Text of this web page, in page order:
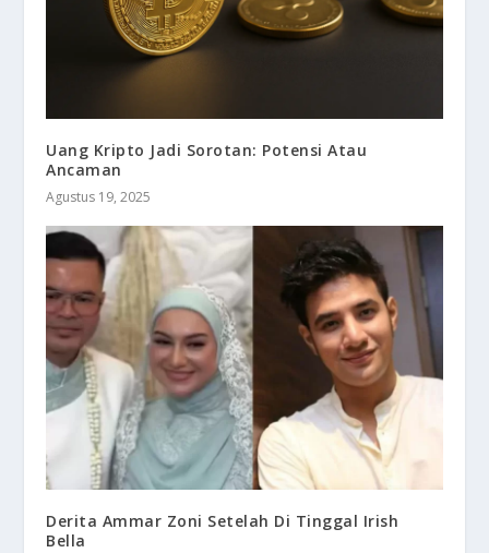
Uang Kripto Jadi Sorotan: Potensi Atau
Ancaman
Agustus 19, 2025
Derita Ammar Zoni Setelah Di Tinggal Irish
Bella